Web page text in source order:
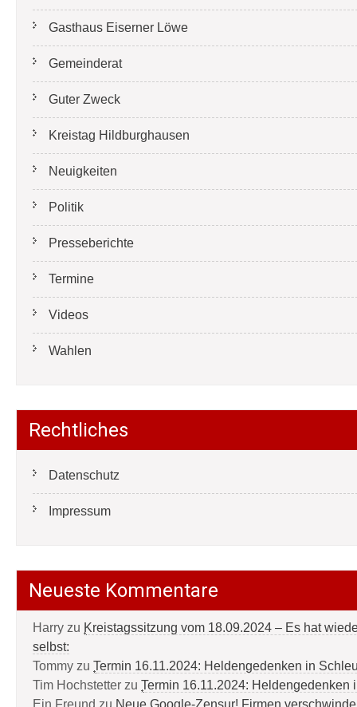
Gasthaus Eiserner Löwe
Gemeinderat
Guter Zweck
Kreistag Hildburghausen
Neuigkeiten
Politik
Presseberichte
Termine
Videos
Wahlen
Rechtliches
Datenschutz
Impressum
Neueste Kommentare
Harry zu Kreistagssitzung vom 18.09.2024 – Es hat
selbst:
Tommy zu Termin 16.11.2024: Heldengedenken in
Tim Hochstetter zu Termin 16.11.2024: Heldengedenken
Ein Freund zu Neue Google-Zensur! Firmen